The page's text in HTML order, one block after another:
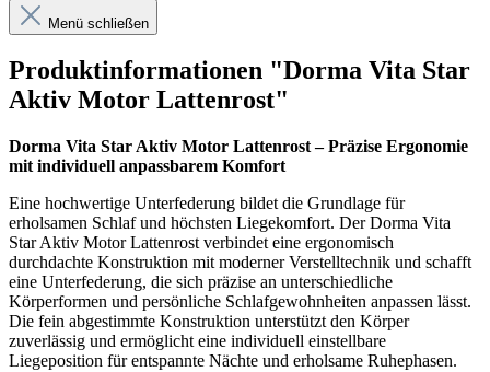
Menü schließen
Produktinformationen "Dorma Vita Star
Aktiv Motor Lattenrost"
Dorma Vita Star Aktiv Motor Lattenrost – Präzise Ergonomie
mit individuell anpassbarem Komfort
Eine hochwertige Unterfederung bildet die Grundlage für
erholsamen Schlaf und höchsten Liegekomfort. Der Dorma Vita
Star Aktiv Motor Lattenrost verbindet eine ergonomisch
durchdachte Konstruktion mit moderner Verstelltechnik und schafft
eine Unterfederung, die sich präzise an unterschiedliche
Körperformen und persönliche Schlafgewohnheiten anpassen lässt.
Die fein abgestimmte Konstruktion unterstützt den Körper
zuverlässig und ermöglicht eine individuell einstellbare
Liegeposition für entspannte Nächte und erholsame Ruhephasen.